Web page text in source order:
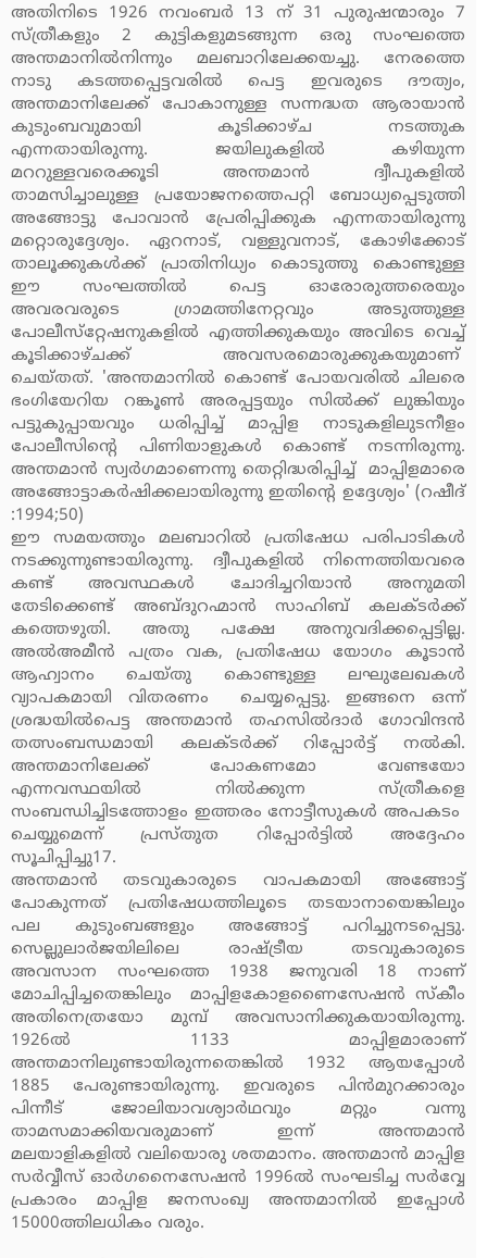
അതിനിടെ 1926 നവംബര്‍ 13 ന് 31 പുരുഷന്മാരും 7
സ്ത്രീകളും 2 കുട്ടികളുമടങ്ങുന്ന ഒരു സംഘത്തെ
അന്തമാനില്‍നിന്നും മലബാറിലേക്കയച്ചു. നേരത്തെ
നാടു കടത്തപ്പെട്ടവരില്‍ പെട്ട ഇവരുടെ ദൗത്യം,
അന്തമാനിലേക്ക് പോകാനുള്ള സന്നദ്ധത ആരായാന്‍
കുടുംബവുമായി കൂടിക്കാഴ്ച നടത്തുക
എന്നതായിരുന്നു. ജയിലുകളില്‍ കഴിയുന്ന
മററുള്ളവരെക്കൂടി അന്തമാന്‍ ദ്വീപുകളില്‍
താമസിച്ചാലുള്ള പ്രയോജനത്തെപറ്റി ബോധ്യപ്പെടുത്തി
അങ്ങോട്ടു പോവാന്‍ പ്രേരിപ്പിക്കുക എന്നതായിരുന്നു
മറ്റൊരുദ്ദേശ്യം. ഏറനാട്, വള്ളുവനാട്, കോഴിക്കോട്
താലൂക്കുകള്‍ക്ക് പ്രാതിനിധ്യം കൊടുത്തു കൊണ്ടുള്ള
ഈ സംഘത്തില്‍ പെട്ട ഓരോരുത്തരെയും
അവരവരുടെ ഗ്രാമത്തിനേറ്റവും അടുത്തുള്ള
പോലീസ്‌റ്റേഷനുകളില്‍ എത്തിക്കുകയും അവിടെ വെച്ച്
കൂടിക്കാഴ്ചക്ക് അവസരമൊരുക്കുകയുമാണ്
ചെയ്തത്. 'അന്തമാനില്‍ കൊണ്ട് പോയവരില്‍ ചിലരെ
ഭംഗിയേറിയ റങ്കൂണ്‍ അരപ്പട്ടയും സില്‍ക്ക് ലുങ്കിയും
പട്ടുകുപ്പായവും ധരിപ്പിച്ച് മാപ്പിള നാടുകളിലുടനീളം
പോലീസിന്റെ പിണിയാളുകള്‍ കൊണ്ട് നടന്നിരുന്നു.
അന്തമാന്‍ സ്വര്‍ഗമാണെന്നു തെറ്റിദ്ധരിപ്പിച്ച് മാപ്പിളമാരെ
അങ്ങോട്ടാകര്‍ഷിക്കലായിരുന്നു ഇതിന്റെ ഉദ്ദേശ്യം' (റഷീദ്
:1994;50)
ഈ സമയത്തും മലബാറില്‍ പ്രതിഷേധ പരിപാടികള്‍
നടക്കുന്നുണ്ടായിരുന്നു. ദ്വീപുകളില്‍ നിന്നെത്തിയവരെ
കണ്ട് അവസ്ഥകള്‍ ചോദിച്ചറിയാന്‍ അനുമതി
തേടിക്കെണ്ട് അബ്ദുറഹ്മാന്‍ സാഹിബ് കലക്ടര്‍ക്ക്
കത്തെഴുതി. അതു പക്ഷേ അനുവദിക്കപ്പെട്ടില്ല.
അല്‍അമീന്‍ പത്രം വക, പ്രതിഷേധ യോഗം കൂടാന്‍
ആഹ്വാനം ചെയ്തു കൊണ്ടുള്ള ലഘുലേഖകള്‍
വ്യാപകമായി വിതരണം ചെയ്യപ്പെട്ടു. ഇങ്ങനെ ഒന്ന്
ശ്രദ്ധയില്‍പെട്ട അന്തമാന്‍ തഹസില്‍ദാര്‍ ഗോവിന്ദന്‍
തത്സംബന്ധമായി കലക്ടര്‍ക്ക് റിപ്പോര്‍ട്ട് നല്‍കി.
അന്തമാനിലേക്ക് പോകണമോ വേണ്ടയോ
എന്നവസ്ഥയില്‍ നില്‍ക്കുന്ന സ്ത്രീകളെ
സംബന്ധിച്ചിടത്തോളം ഇത്തരം നോട്ടീസുകള്‍ അപകടം
ചെയ്യുമെന്ന് പ്രസ്തുത റിപ്പോര്‍ട്ടില്‍ അദ്ദേഹം
സൂചിപ്പിച്ചു17.
അന്തമാന്‍ തടവുകാരുടെ വാപകമായി അങ്ങോട്ട്
പോകുന്നത് പ്രതിഷേധത്തിലൂടെ തടയാനായെങ്കിലും
പല കുടുംബങ്ങളും അങ്ങോട്ട് പറിച്ചുനടപ്പെട്ടു.
സെല്ലുലാര്‍ജയിലിലെ രാഷ്ട്രീയ തടവുകാരുടെ
അവസാന സംഘത്തെ 1938 ജനുവരി 18 നാണ്
മോചിപ്പിച്ചതെങ്കിലും മാപ്പിളകോളണൈസേഷന്‍ സ്‌കീം
അതിനെത്രയോ മുമ്പ് അവസാനിക്കുകയായിരുന്നു.
1926ല്‍ 1133 മാപ്പിളമാരാണ്
അന്തമാനിലുണ്ടായിരുന്നതെങ്കില്‍ 1932 ആയപ്പോള്‍
1885 പേരുണ്ടായിരുന്നു. ഇവരുടെ പിന്‍മുറക്കാരും
പിന്നീട് ജോലിയാവശ്യാര്‍ഥവും മറ്റും വന്നു
താമസമാക്കിയവരുമാണ് ഇന്ന് അന്തമാന്‍
മലയാളികളില്‍ വലിയൊരു ശതമാനം. അന്തമാന്‍ മാപ്പിള
സര്‍വ്വീസ് ഓര്‍ഗനൈസേഷന്‍ 1996ല്‍ സംഘടിച്ച സര്‍വ്വേ
പ്രകാരം മാപ്പിള ജനസംഖ്യ അന്തമാനില്‍ ഇപ്പോള്‍
15000ത്തിലധികം വരും.